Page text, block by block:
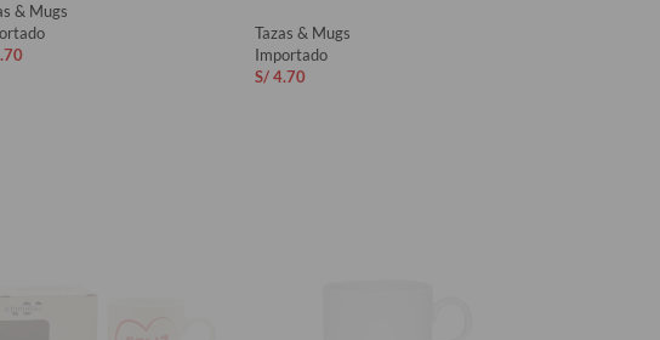
& Mugs
Tazas & Mugs
Importado
S/4.70